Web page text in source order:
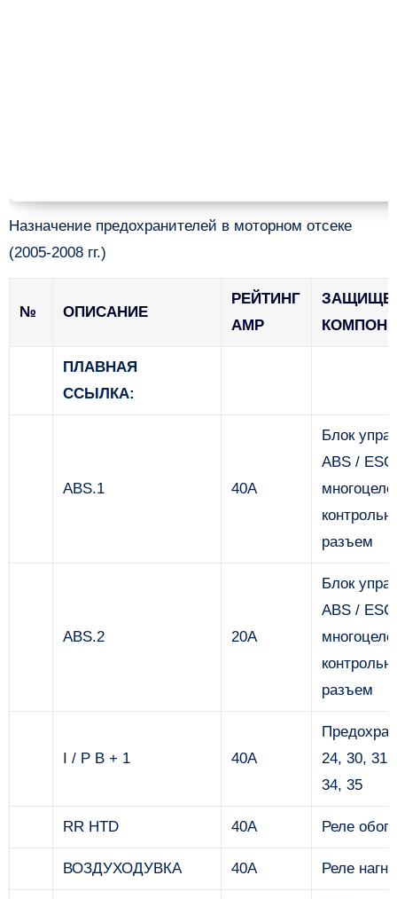
Назначение предохранителей в моторном отсеке
(2005-2008 гг.)
№ ОПИСАНИЕ
РЕЙТИНГ
AMP
ПЛАВНАЯ
ССЫЛКА:
ABS.1 40А
Блок
ABS /
разъем
ABS.2 20А
Блок
ABS /
разъем
I / P B + 1 40А
24, 30, 31,
34, 35
RR HTD 40А Реле
ВОЗДУХОДУВКА 40А Реле